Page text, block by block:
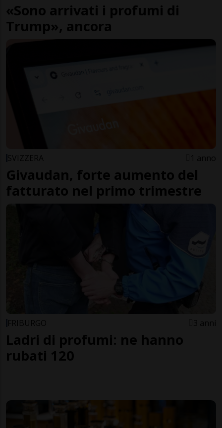
«Sono arrivati i profumi di
Trump», ancora
SVIZZERA 1 anno
Givaudan, forte aumento del
fatturato nel primo trimestre
FRIBURGO 3 anni
Ladri di profumi: ne hanno
rubati 120